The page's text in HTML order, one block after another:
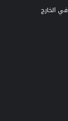
الخارج